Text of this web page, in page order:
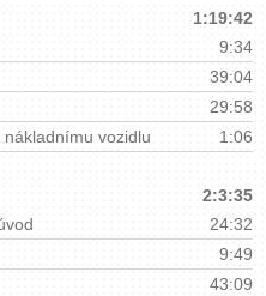
1:19:42
9:34
39:04
29:58
vozidlu 1:06
2:3:35
24:32
9:49
43:09